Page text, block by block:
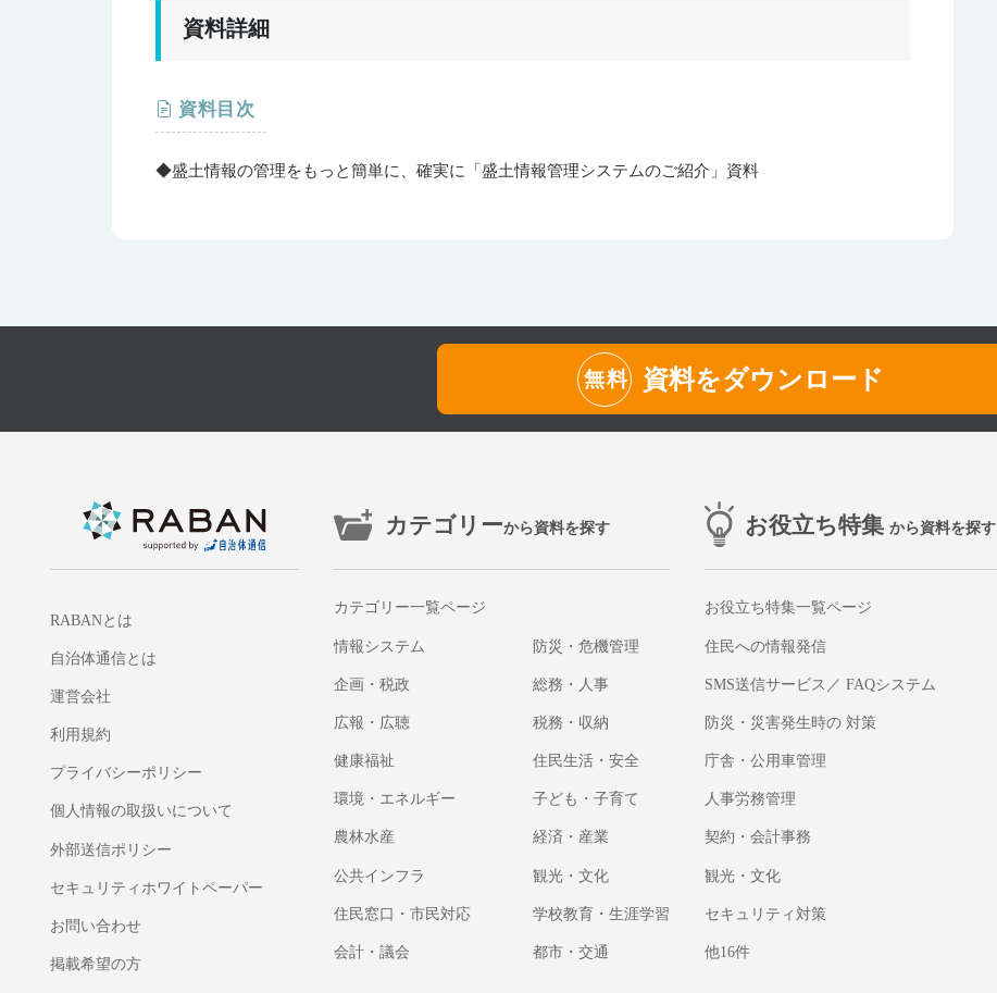
資料詳細
資料目次
◆盛土情報の管理をもっと簡単に、確実に「盛土情報管理システムのご紹介」資料
無料 資料をダウンロード
RABANとは
自治体通信とは
運営会社
利用規約
プライバシーポリシー
個人情報の取扱いについて
外部送信ポリシー
セキュリティホワイトペーパー
お問い合わせ
掲載希望の方
カテゴリーから資料を探す
カテゴリー一覧ページ
情報システム
企画・税政
広報・広聴
健康福祉
環境・エネルギー
農林水産
公共インフラ
住民窓口・市民対応
会計・議会
防災・危機管理
総務・人事
税務・収納
住民生活・安全
子ども・子育て
経済・産業
観光・文化
学校教育・生涯学習
都市・交通
お役立ち特集 から資料を探す
お役立ち特集一覧ページ
住民への情報発信
SMS送信サービス／ FAQシステム
防災・災害発生時の 対策
庁舎・公用車管理
人事労務管理
契約・会計事務
観光・文化
セキュリティ対策
他16件